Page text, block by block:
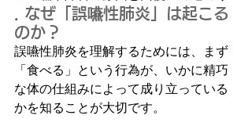
. なぜ「誤嚥性肺炎」は起こる
のか？
誤嚥性肺炎を理解するためには、まず
「食べる」という行為が、いかに精巧
な体の仕組みによって成り立っている
かを知ることが大切です。